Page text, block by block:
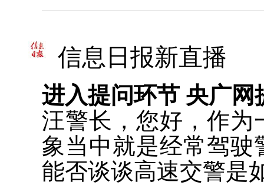
信息日报新直播
进入提问环节 央广网
汪警长，您好，作为
象当中就是经常驾驶
能否谈谈高速交警是